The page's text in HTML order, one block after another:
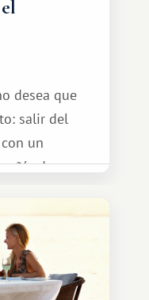
desea que
salir del
un
de